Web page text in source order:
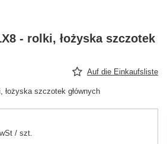
- rolki, łożyska szczotek
Auf die Einkaufsliste
szczotek głównych
/ szt.